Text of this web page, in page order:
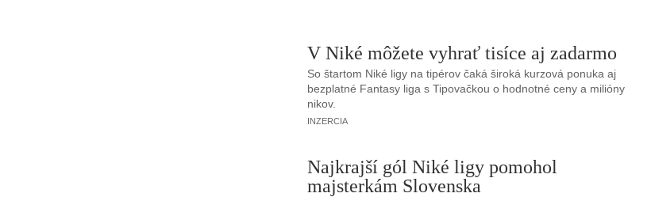
V Niké môžete vyhrať tisíce aj zadarmo
So štartom Niké ligy na tipérov čaká široká kurzová ponuka aj
bezplatné Fantasy liga s Tipovačkou o hodnotné ceny a milióny
nikov.
INZERCIA
Najkrajší gól Niké ligy pomohol
majsterkám Slovenska